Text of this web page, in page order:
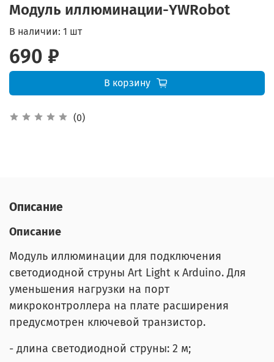
Модуль иллюминации-YWRobot
(0)
В наличии: 1 шт
690 ₽
В корзину
Описание
Описание
Модуль иллюминации для подключения
светодиодной струны Art Light к Arduino. Для
уменьшения нагрузки на порт
микроконтроллера на плате расширения
предусмотрен ключевой транзистор.
- длина светодиодной струны: 2 м;